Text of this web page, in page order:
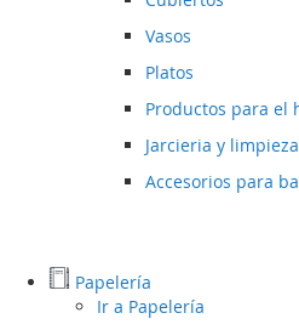
Vasos
Platos
Productos para el
Jarcieria y limpieza
Accesorios para
Papelería
Ir a Papelería